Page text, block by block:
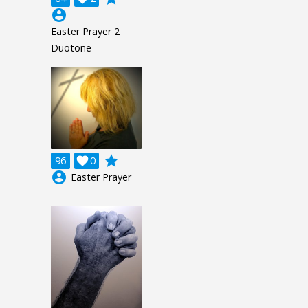
account_circle
Easter Prayer 2
Duotone
96 0

grade
account_circle Easter Prayer